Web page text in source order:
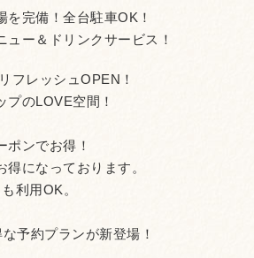
を完備！全台駐車OK！
ュー＆ドリンクサービス！
フレッシュOPEN！
プのLOVE空間！
ポンでお得！
になっております。
利用OK。
予約プランが新登場！